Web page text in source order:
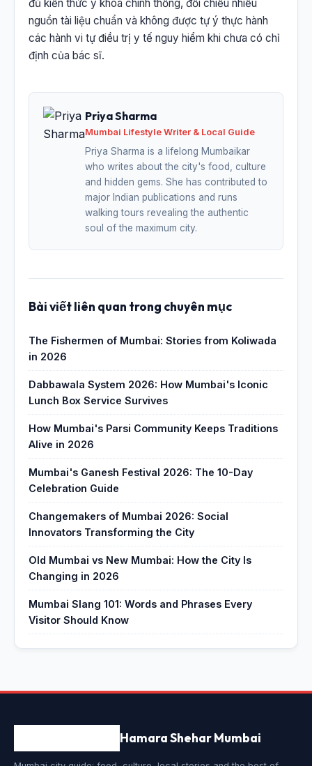
đủ kiến thức y khoa chính thống, đối chiếu nhiều
nguồn tài liệu chuẩn và không được tự ý thực hành
các hành vi tự điều trị y tế nguy hiểm khi chưa có chỉ
định của bác sĩ.
Priya Sharma
Mumbai Lifestyle Writer & Local Guide
Priya Sharma is a lifelong Mumbaikar
who writes about the city's food, culture
and hidden gems. She has contributed to
major Indian publications and runs
walking tours revealing the authentic
soul of the maximum city.
Bài viết liên quan trong chuyên mục
The Fishermen of Mumbai: Stories from Koliwada
in 2026
Dabbawala System 2026: How Mumbai's Iconic
Lunch Box Service Survives
How Mumbai's Parsi Community Keeps Traditions
Alive in 2026
Mumbai's Ganesh Festival 2026: The 10-Day
Celebration Guide
Changemakers of Mumbai 2026: Social
Innovators Transforming the City
Old Mumbai vs New Mumbai: How the City Is
Changing in 2026
Mumbai Slang 101: Words and Phrases Every
Visitor Should Know
Hamara Shehar Mumbai